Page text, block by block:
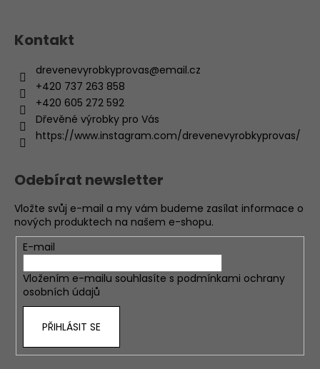
Kontakt
drevenevyrobkyprovas@email.cz
+420 737 263 858
+420 605 272 592
Dřevěné výrobky pro Vás
https://www.instagram.com/drevenevyrobkyprovas/
Odebírat newsletter
Vložte svůj e-mail a my vám budeme zasílat informace o
nových produktech na našem e-shopu.
E-mail
Vložením e-mailu souhlasíte s podmínkami ochrany
osobních údajů
PŘIHLÁSIT SE